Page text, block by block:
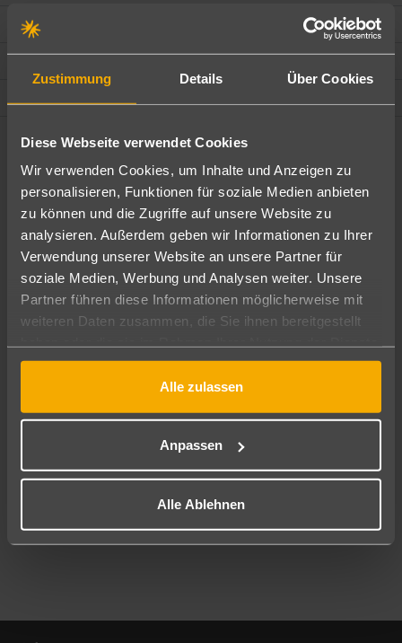
Zustimmung Details Über Cookies
Diese Webseite verwendet Cookies
Wir verwenden Cookies, um Inhalte und Anzeigen zu
personalisieren, Funktionen für soziale Medien anbieten
zu können und die Zugriffe auf unsere Website zu
analysieren. Außerdem geben wir Informationen zu Ihrer
Verwendung unserer Website an unsere Partner für
soziale Medien, Werbung und Analysen weiter. Unsere
Partner führen diese Informationen möglicherweise mit
weiteren Daten zusammen, die Sie ihnen bereitgestellt
gesammelt haben.
Alle zulassen
Anpassen
Alle Ablehnen
Bewertungen
Ändere die Kriterien nach deinen Wünschen
Pauschal Nur Hotel
Abflughafen
Alle Abflughäfen
08.08.26–06.08.27 7-21 Nächte
Mehr Filter anzeigen